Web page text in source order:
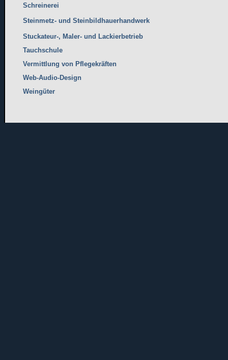
Schreinerei
Steinmetz- und Steinbildhauerhandwerk
Stuckateur-, Maler- und Lackierbetrieb
Tauchschule
Vermittlung von Pflegekräften
Web-Audio-Design
Weingüter